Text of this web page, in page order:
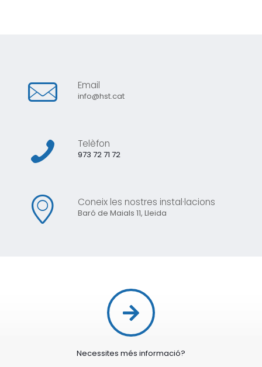
Email
info@hst.cat
Telèfon
973 72 71 72
Coneix les nostres instal·lacions
Baró de Maials 11, Lleida
Necessites més informació?